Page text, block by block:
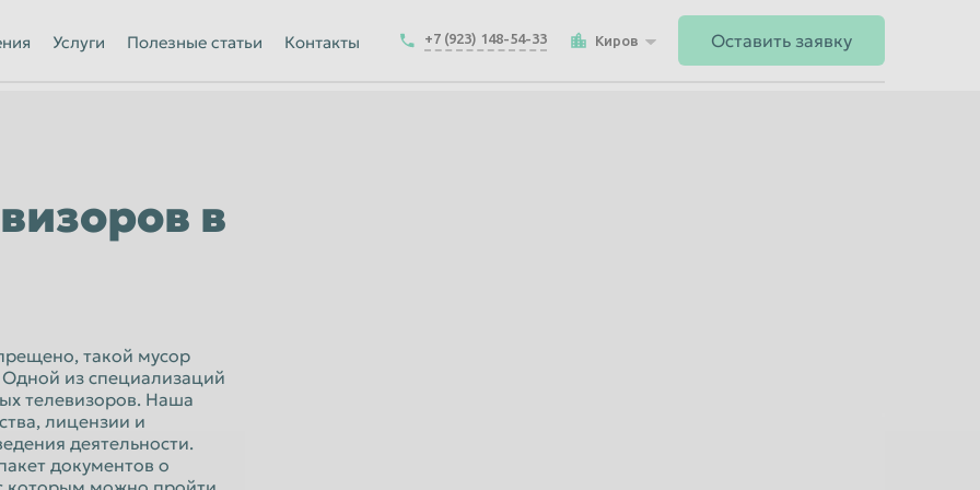
Курск
Нижнекамск
Услуги Полезные статьи Контакты +7 (923) 148-54-33 Киров Оставить заявку
в
такой мусор
из специализаций
телевизоров. Наша
лицензии и
деятельности.
документов о